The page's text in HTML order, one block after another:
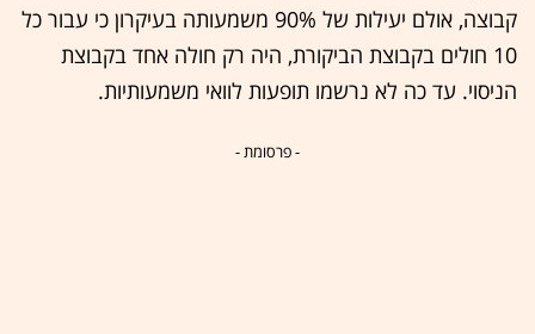
קבוצה, אולם יעילות של 90% משמעותה בעיקרון כי עבור כל
10 חולים בקבוצת הביקורת, היה רק חולה אחד בקבוצת
הניסוי. עד כה לא נרשמו תופעות לוואי משמעותיות.
- פרסומת -